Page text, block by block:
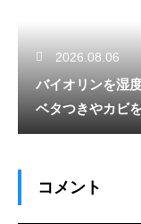
2026.08.06
バイオリンを湿
ベタつきやカビ
コメント